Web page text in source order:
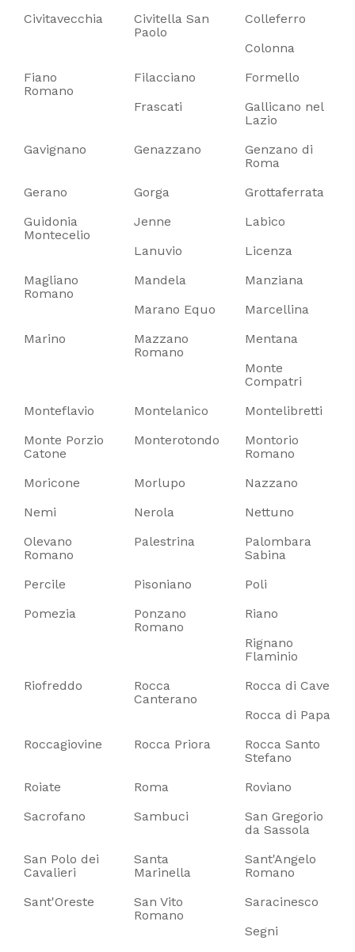
Civitavecchia
Civitella San
Paolo
Colleferro
Colonna
Fiano
Romano
Filacciano
Formello
Frascati
Gallicano nel
Lazio
Gavignano
Genazzano
Genzano di
Roma
Gerano
Gorga
Grottaferrata
Guidonia
Montecelio
Jenne
Labico
Lanuvio
Licenza
Magliano
Romano
Mandela
Manziana
Marano Equo
Marcellina
Marino
Mazzano
Romano
Mentana
Monte
Compatri
Monteflavio
Montelanico
Montelibretti
Monte Porzio
Catone
Monterotondo
Montorio
Romano
Moricone
Morlupo
Nazzano
Nemi
Nerola
Nettuno
Olevano
Romano
Palestrina
Palombara
Sabina
Percile
Pisoniano
Poli
Pomezia
Ponzano
Romano
Riano
Rignano
Flaminio
Riofreddo
Rocca
Canterano
Rocca di Cave
Rocca di Papa
Roccagiovine
Rocca Priora
Rocca Santo
Stefano
Roiate
Roma
Roviano
Sacrofano
Sambuci
San Gregorio
da Sassola
San Polo dei
Cavalieri
Santa
Marinella
Sant'Angelo
Romano
Sant'Oreste
San Vito
Romano
Saracinesco
Segni